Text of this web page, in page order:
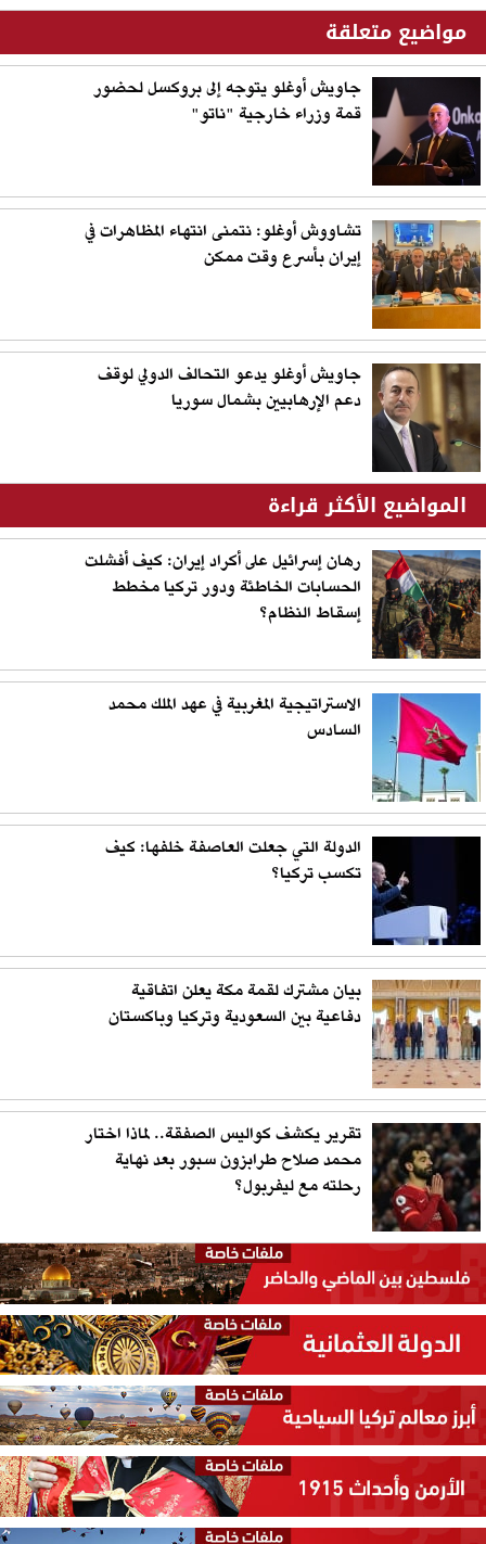
مواضيع متعلقة
جاويش أوغلو يتوجه إلى بروكسل لحضور
قمة وزراء خارجية "ناتو"
تشاووش أوغلو: نتمنى انتهاء المظاهرات في
إيران بأسرع وقت ممكن
جاويش أوغلو يدعو التحالف الدولي لوقف
دعم الإرهابيين بشمال سوريا
المواضيع الأكثر قراءة
رهان إسرائيل على أكراد إيران: كيف أفشلت
الحسابات الخاطئة ودور تركيا مخطط
إسقاط النظام؟
الاستراتيجية المغربية في عهد الملك محمد
السادس
الدولة التي جعلت العاصفة خلفها: كيف
تكسب تركيا؟
بيان مشترك لقمة مكة يعلن اتفاقية
دفاعية بين السعودية وتركيا وباكستان
تقرير يكشف كواليس الصفقة.. لماذا اختار
محمد صلاح طرابزون سبور بعد نهاية
رحلته مع ليفربول؟